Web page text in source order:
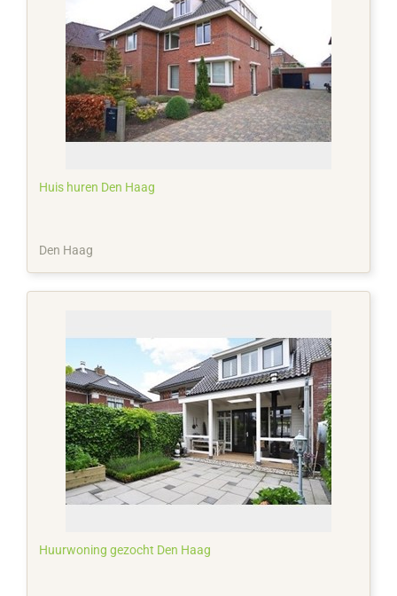
Huis huren Den Haag
Den Haag
Huurwoning gezocht Den Haag